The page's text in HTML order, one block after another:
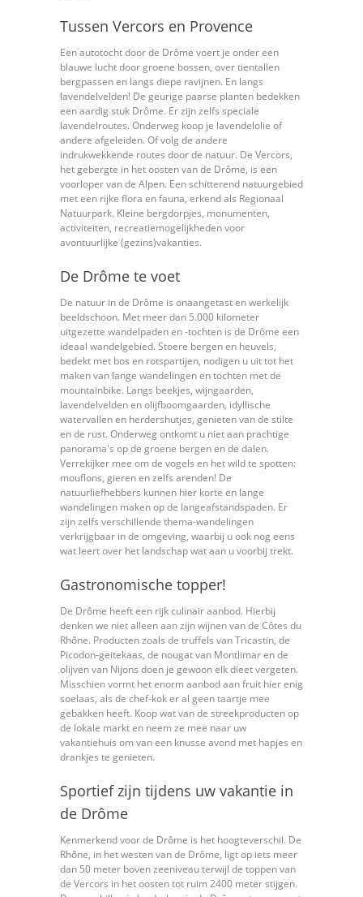
Tussen Vercors en Provence
Een autotocht door de Drôme voert je onder een
blauwe lucht door groene bossen, over tientallen
bergpassen en langs diepe ravijnen. En langs
lavendelvelden! De geurige paarse planten bedekken
een aardig stuk Drôme. Er zijn zelfs speciale
lavendelroutes. Onderweg koop je lavendelolie of
andere afgeleiden. Of volg de andere
indrukwekkende routes door de natuur. De Vercors,
het gebergte in het oosten van de Drôme, is een
voorloper van de Alpen. Een schitterend natuurgebied
met een rijke flora en fauna, erkend als Regionaal
Natuurpark. Kleine bergdorpjes, monumenten,
activiteiten, recreatiemogelijkheden voor
avontuurlijke (gezins)vakanties.
De Drôme te voet
De natuur in de Drôme is onaangetast en werkelijk
beeldschoon. Met meer dan 5.000 kilometer
uitgezette wandelpaden en -tochten is de Drôme een
ideaal wandelgebied. Stoere bergen en heuvels,
bedekt met bos en rotspartijen, nodigen u uit tot het
maken van lange wandelingen en tochten met de
mountainbike. Langs beekjes, wijngaarden,
lavendelvelden en olijfboomgaarden, idyllische
watervallen en herdershutjes, genieten van de stilte
en de rust. Onderweg ontkomt u niet aan prachtige
panorama's op de groene bergen en de dalen.
Verrekijker mee om de vogels en het wild te spotten:
mouflons, gieren en zelfs arenden! De
natuurliefhebbers kunnen hier korte en lange
wandelingen maken op de langeafstandspaden. Er
zijn zelfs verschillende thema-wandelingen
verkrijgbaar in de omgeving, waarbij u ook nog eens
wat leert over het landschap wat aan u voorbij trekt.
Gastronomische topper!
De Drôme heeft een rijk culinair aanbod. Hierbij
denken we niet alleen aan zijn wijnen van de Côtes du
Rhône. Producten zoals de truffels van Tricastin, de
Picodon-geitekaas, de nougat van Montlimar en de
olijven van Nijons doen je gewoon elk dieet vergeten.
Misschien vormt het enorm aanbod aan fruit hier enig
soelaas, als de chef-kok er al geen taartje mee
gebakken heeft. Koop wat van de streekproducten op
de lokale markt en neem ze mee naar uw
vakantiehuis om van een knusse avond met hapjes en
drankjes te genieten.
Sportief zijn tijdens uw vakantie in
de Drôme
Kenmerkend voor de Drôme is het hoogteverschil. De
Rhône, in het westen van de Drôme, ligt op iets meer
dan 50 meter boven zeeniveau terwijl de toppen van
de Vercors in het oosten tot ruim 2400 meter stijgen.